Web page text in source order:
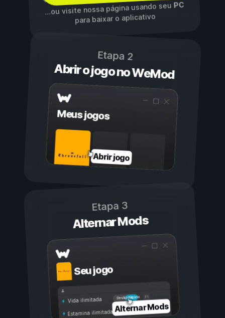
...ou visite nossa página usando seuPC
para baixar o aplicativo
Etapa 2
Abrir o jogo no WeMod
Meus jogos
Abrir jogo
Etapa 3
Alternar Mods
Seu jogo
Ligada
Desligada
Vida ilimitada
Estamina ilimitadaAlternar Mods